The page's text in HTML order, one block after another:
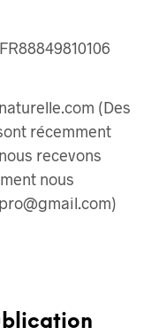
(Des
récemment
recevons
nous